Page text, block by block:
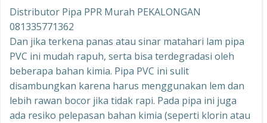
Distributor Pipa PPR Murah PEKALONGAN
081335771362
Dan jika terkena panas atau sinar matahari lam pipa
PVC ini mudah rapuh, serta bisa terdegradasi oleh
beberapa bahan kimia. Pipa PVC ini sulit
disambungkan karena harus menggunakan lem dan
lebih rawan bocor jika tidak rapi. Pada pipa ini juga
ada resiko pelepasan bahan kimia (seperti klorin atau